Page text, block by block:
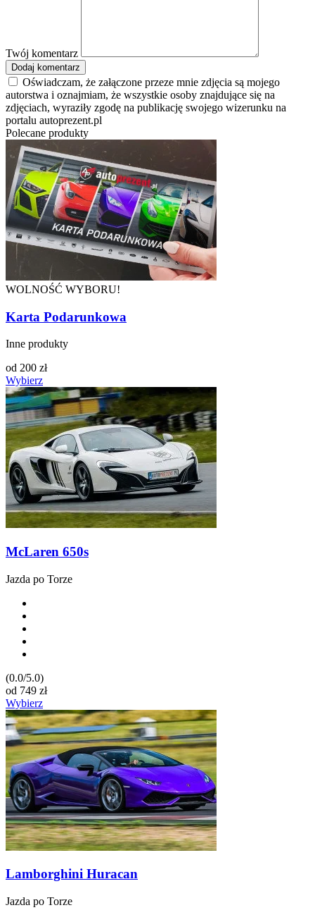
Twój komentarz
Dodaj komentarz
Oświadczam, że załączone przeze mnie zdjęcia są mojego
autorstwa i oznajmiam, że wszystkie osoby znajdujące się na
zdjęciach, wyraziły zgodę na publikację swojego wizerunku na
portalu autoprezent.pl
Polecane produkty
WOLNOŚĆ WYBORU!
Karta Podarunkowa
Inne produkty
od 200 zł
Wybierz
McLaren 650s
Jazda po Torze
(0.0/5.0)
od 749 zł
Wybierz
Lamborghini Huracan
Jazda po Torze